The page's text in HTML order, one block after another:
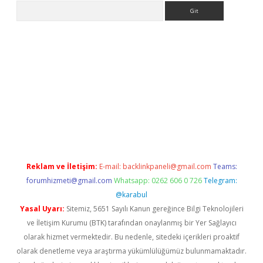
Reklam ve İletişim: E-mail: backlinkpaneli@gmail.com Teams:
forumhizmeti@gmail.com Whatsapp: 0262 606 0 726 Telegram:
@karabul
Yasal Uyarı: Sitemiz, 5651 Sayılı Kanun gereğince Bilgi Teknolojileri
ve İletişim Kurumu (BTK) tarafından onaylanmış bir Yer Sağlayıcı
olarak hizmet vermektedir. Bu nedenle, sitedeki içerikleri proaktif
olarak denetleme veya araştırma yükümlülüğümüz bulunmamaktadır.